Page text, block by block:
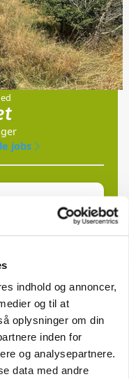
indhold og annoncer,
og til at
oplysninger om din
inden for
og analysepartnere.
data med andre
jobs
til